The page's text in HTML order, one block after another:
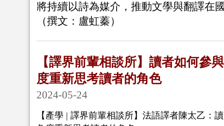
將持續以詩為媒介，推動文學與翻譯在
（撰文：盧虹蓁）
【譯界前輩相談所】讀者如何參
度重新思考讀者的角色
2024-05-24
【產學 | 譯界前輩相談所】法語譯者陳太乙：